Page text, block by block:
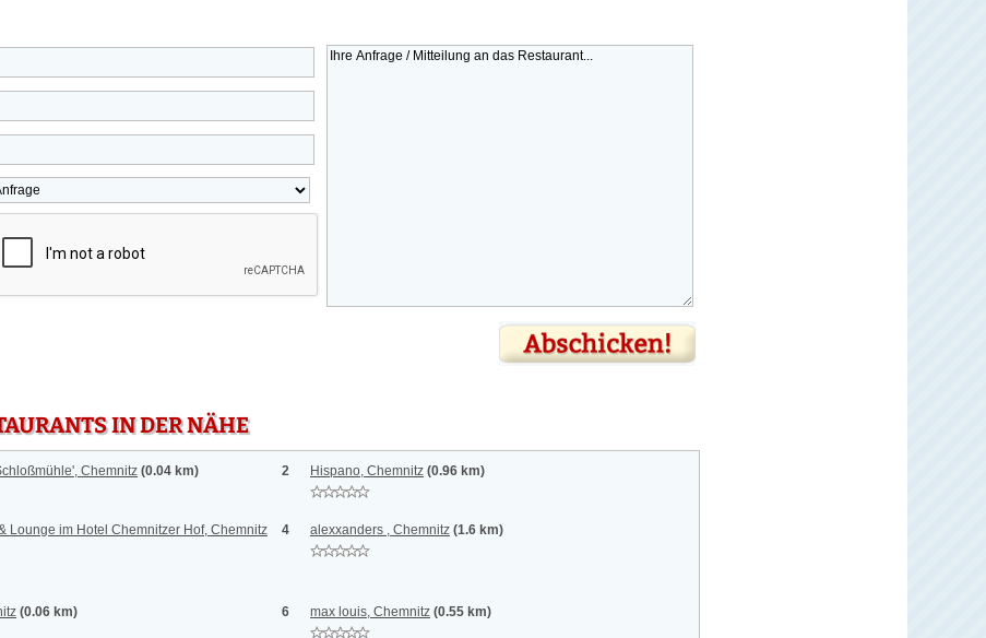
IN DER NÄHE
Chemnitz (0.04 km) 2 Hispano, Chemnitz (0.96 km)
Lounge im Hotel Chemnitzer Hof, Chemnitz
4 alexxanders , Chemnitz (1.6 km)
(0.06 km) 6 max louis, Chemnitz (0.55 km)